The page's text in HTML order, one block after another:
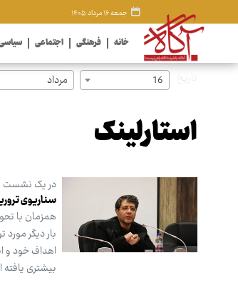
جمعه ۱۶ مرداد ۱۴۰۵
خانه فرهنگی اجتماعی
16 مرداد
استارلینک
در یک
سناریوی
همزمان با
بار دیگر
اهداف خود و
بیشتری